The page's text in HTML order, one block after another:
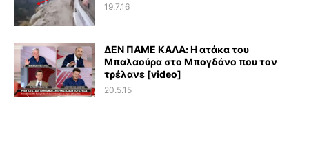
19.7.16
ΔΕΝ ΠΑΜΕ ΚΑΛΑ: Η ατάκα του
Μπαλαούρα στο Μπογδάνο που τον
τρέλανε [video]
20.5.15